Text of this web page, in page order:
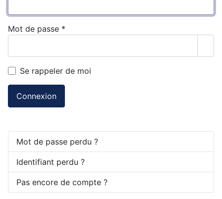
Mot de passe *
Se rappeler de moi
Connexion
Mot de passe perdu ?
Identifiant perdu ?
Pas encore de compte ?